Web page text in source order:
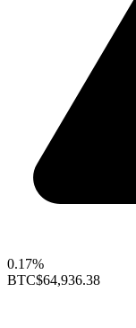
0.17%
BTC$64,936.38